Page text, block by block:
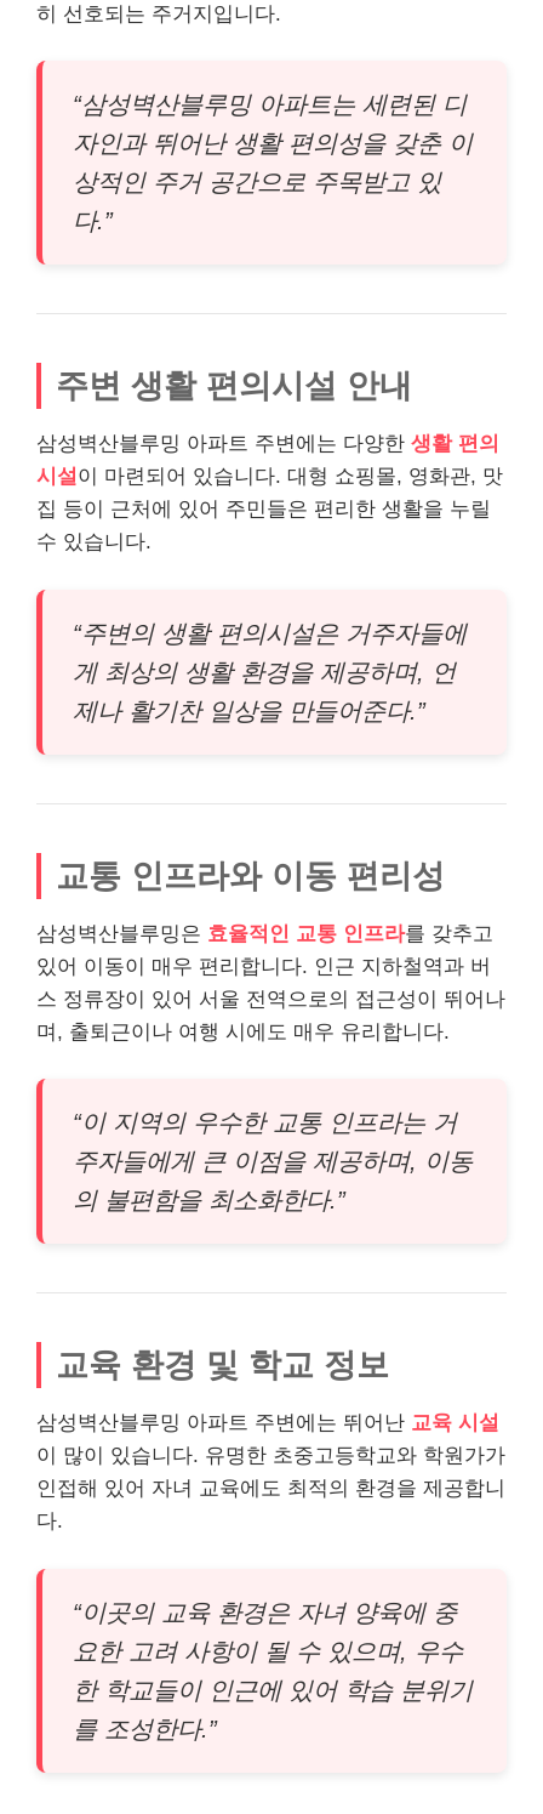
히 선호되는 주거지입니다.
“삼성벽산블루밍 아파트는 세련된 디
자인과 뛰어난 생활 편의성을 갖춘 이
상적인 주거 공간으로 주목받고 있
다.”
주변 생활 편의시설 안내
삼성벽산블루밍 아파트 주변에는 다양한 생활 편의
시설이 마련되어 있습니다. 대형 쇼핑몰, 영화관, 맛
집 등이 근처에 있어 주민들은 편리한 생활을 누릴
수 있습니다.
“주변의 생활 편의시설은 거주자들에
게 최상의 생활 환경을 제공하며, 언
제나 활기찬 일상을 만들어준다.”
교통 인프라와 이동 편리성
삼성벽산블루밍은 효율적인 교통 인프라를 갖추고
있어 이동이 매우 편리합니다. 인근 지하철역과 버
스 정류장이 있어 서울 전역으로의 접근성이 뛰어나
며, 출퇴근이나 여행 시에도 매우 유리합니다.
“이 지역의 우수한 교통 인프라는 거
주자들에게 큰 이점을 제공하며, 이동
의 불편함을 최소화한다.”
교육 환경 및 학교 정보
삼성벽산블루밍 아파트 주변에는 뛰어난 교육 시설
이 많이 있습니다. 유명한 초중고등학교와 학원가가
인접해 있어 자녀 교육에도 최적의 환경을 제공합니
다.
“이곳의 교육 환경은 자녀 양육에 중
요한 고려 사항이 될 수 있으며, 우수
한 학교들이 인근에 있어 학습 분위기
를 조성한다.”